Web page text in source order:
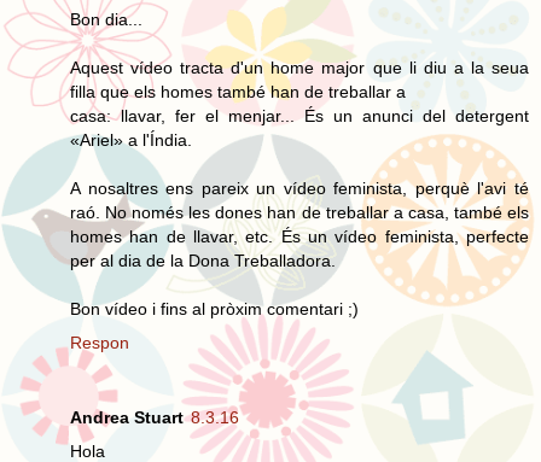
Bon dia...
Aquest vídeo tracta d'un home major que li diu a la seua
filla que els homes també han de treballar a
casa: llavar, fer el menjar... És un anunci del detergent
«Ariel» a l'Índia.
A nosaltres ens pareix un vídeo feminista, perquè l'avi té
raó. No només les dones han de treballar a casa, també els
homes han de llavar, etc. És un vídeo feminista, perfecte
per al dia de la Dona Treballadora.
Bon vídeo i fins al pròxim comentari ;)
Respon
Andrea Stuart 8.3.16
Hola